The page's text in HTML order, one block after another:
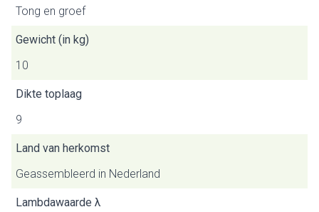
Tong en groef
Gewicht (in kg)
10
Dikte toplaag
9
Land van herkomst
Geassembleerd in Nederland
Lambdawaarde λ